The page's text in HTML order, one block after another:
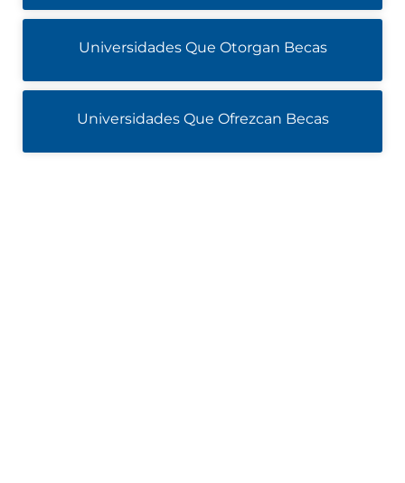
Universidades Que Otorgan Becas
Universidades Que Ofrezcan Becas